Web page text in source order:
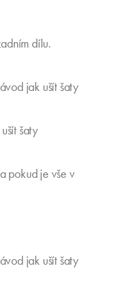
dílu.
šaty
pokud je vše v